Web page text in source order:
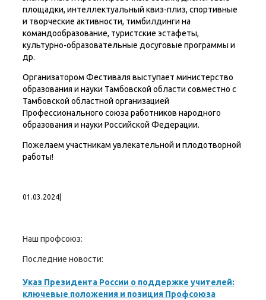
площадки, интеллектуальный квиз-плиз, спортивные
и творческие активности, тимбилдинги на
командообразование, туристские эстафеты,
культурно-образовательные досуговые программы и
др.
Организатором Фестиваля выступает министерство
образования и науки Тамбовской области совместно с
Тамбовской областной организацией
Профессионального союза работников народного
образования и науки Российской Федерации.
Пожелаем участникам увлекательной и плодотворной
работы!
01.03.2024
Наш профсоюз:
Последние новости:
Указ Президента России о поддержке учителей:
ключевые положения и позиция Профсоюза